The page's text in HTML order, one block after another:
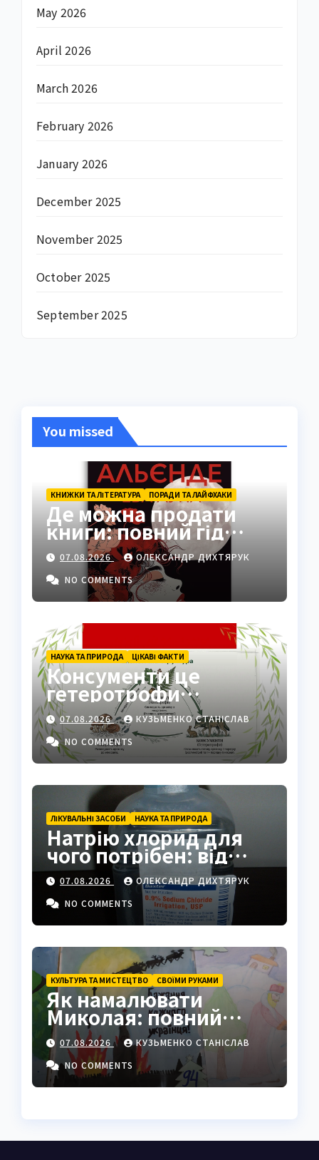
May 2026
April 2026
March 2026
February 2026
January 2026
December 2025
November 2025
October 2025
September 2025
You missed
КНИЖКИ ТА ЛІТЕРАТУРА ПОРАДИ ТА ЛАЙФХАКИ
Де можна продати
книги: повний гід
платформами 2026
07.08.2026
ОЛЕКСАНДР ДИХТЯРУК
NO COMMENTS
НАУКА ТА ПРИРОДА ЦІКАВІ ФАКТИ
Консументи це
гетеротрофи
екосистеми
07.08.2026
КУЗЬМЕНКО СТАНІСЛАВ
NO COMMENTS
ЛІКУВАЛЬНІ ЗАСОБИ НАУКА ТА ПРИРОДА
Натрію хлорид для
чого потрібен: від
фізрозчину до
промисловості
07.08.2026
ОЛЕКСАНДР ДИХТЯРУК
NO COMMENTS
КУЛЬТУРА ТА МИСТЕЦТВО СВОЇМИ РУКАМИ
Як намалювати
Миколая: повний
покроковий гайд з
секретами майстрів
07.08.2026
КУЗЬМЕНКО СТАНІСЛАВ
NO COMMENTS